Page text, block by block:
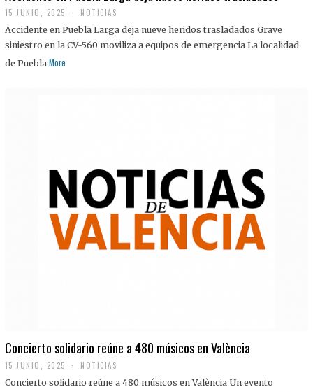
15 JUNIO, 2025 NOTICIAS
Accidente en Puebla Larga deja nueve heridos trasladados Grave
siniestro en la CV-560 moviliza a equipos de emergencia La localidad
de Puebla More
Concierto solidario reúne a 480 músicos en València
15 JUNIO, 2025 NOTICIAS
Concierto solidario reúne a 480 músicos en València Un evento